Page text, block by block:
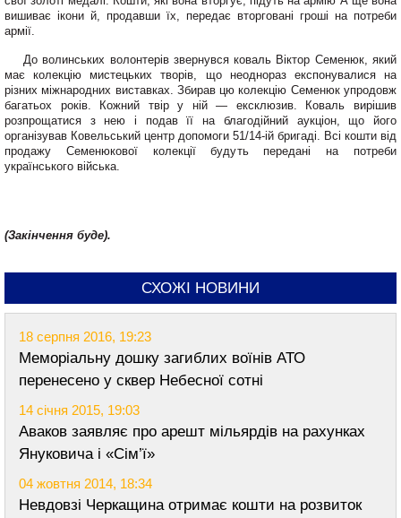
вишиває ікони й, про­давши їх, передає вторговані гроші на потреби
армії.
До волинських волонтерів звернувся коваль Віктор Се­менюк, який
має колекцію мистецьких творів, що не­однораз експонувалися на
різних міжнародних вистав­ках. Збирав цю колекцію Се­менюк упродовж
багатьох років. Кожний твір у ній — ексклюзив. Коваль вирішив
розпрощатися з нею і подав її на благодійний аукціон, що його
організував Ковельсь­кий центр допомоги 51/14-ій бригаді. Всі кошти від
про­дажу Семенюкової колекції будуть передані на потреби
українського війська.
(Закінчення буде).
СХОЖІ НОВИНИ
18 серпня 2016, 19:23
Меморіальну дошку загиблих воїнів АТО
перенесено у сквер Небесної сотні
14 січня 2015, 19:03
Аваков заявляє про арешт мільярдів на рахунках
Януковича і «Сім’ї»
04 жовтня 2014, 18:34
Невдовзі Черкащина отримає кошти на розвиток